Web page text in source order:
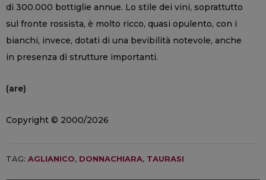
di 300.000 bottiglie annue. Lo stile dei vini, soprattutto
sul fronte rossista, è molto ricco, quasi opulento, con i
bianchi, invece, dotati di una bevibilità notevole, anche
in presenza di strutture importanti.
(are)
Copyright © 2000/2026
TAG: AGLIANICO, DONNACHIARA, TAURASI